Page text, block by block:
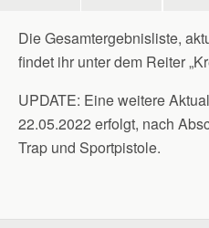
Die Gesamtergebnisliste,
findet ihr unter dem Reiter
UPDATE: Eine weitere
22.05.2022 erfolgt, nach
Trap und Sportpistole.